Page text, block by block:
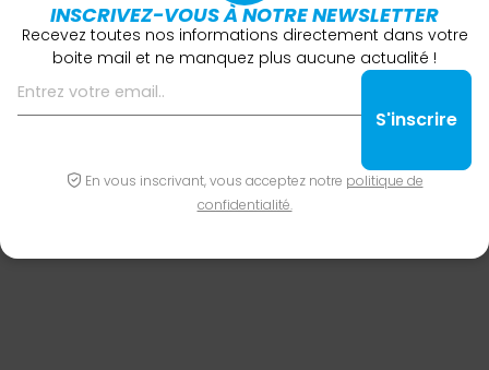
INSCRIVEZ-VOUS À NOTRE NEWSLETTER
Recevez toutes nos informations directement dans votre
boite mail et ne manquez plus aucune actualité !
En vous inscrivant, vous acceptez notre politique de
confidentialité.